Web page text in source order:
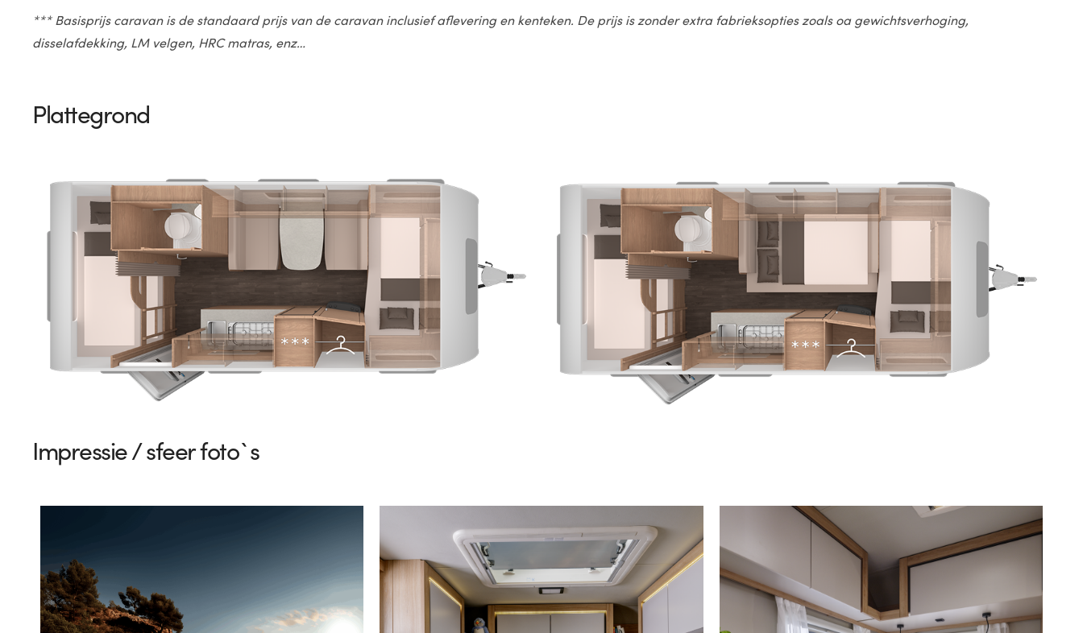
*** Basisprijs caravan is de standaard prijs van de caravan inclusief aflevering en kenteken. De prijs is zonder extra fabrieksopties zoals oa gewichtsverhoging,
disselafdekking, LM velgen, HRC matras, enz…
Plattegrond
Impressie / sfeer foto`s